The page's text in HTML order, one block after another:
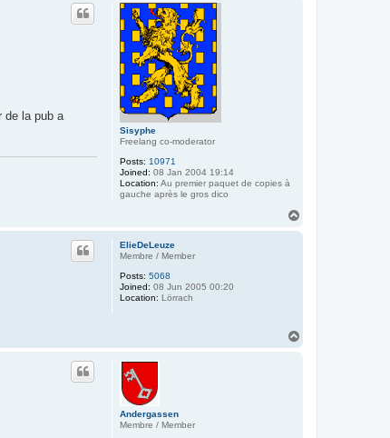
c
t
B
e
a
u
m
o
n
Sisyphe
Freelang co-moderator
Posts: 10971
Joined: 08 Jan 2004 19:14
Location: Au premier paquet de copies à
gauche après le gros dico
de la pub a
ElieDeLeuze
Membre / Member
Posts: 5068
Joined: 08 Jun 2005 00:20
Location: Lörrach
Andergassen
Membre / Member